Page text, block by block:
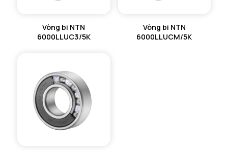
Vòng bi NTN
6000LLUC3/5K
Vòng bi NTN
6000LLUCM/5K